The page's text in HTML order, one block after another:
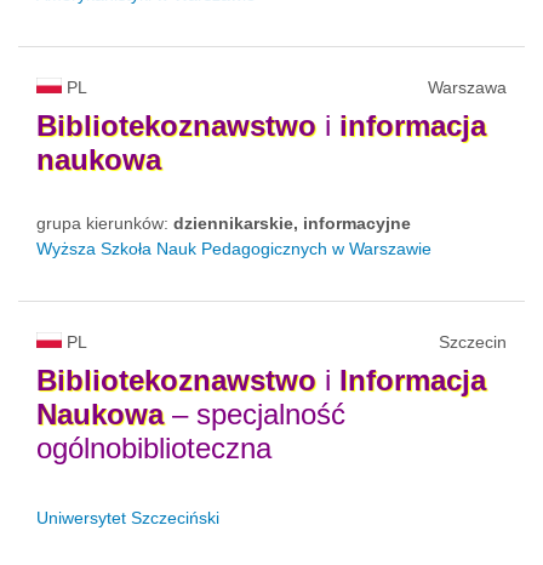
PL Warszawa
Bibliotekoznawstwo i informacja
naukowa
grupa kierunków: dziennikarskie, informacyjne
Wyższa Szkoła Nauk Pedagogicznych w Warszawie
PL Szczecin
Bibliotekoznawstwo i Informacja
Naukowa– specjalność
ogólnobiblioteczna
Uniwersytet Szczeciński